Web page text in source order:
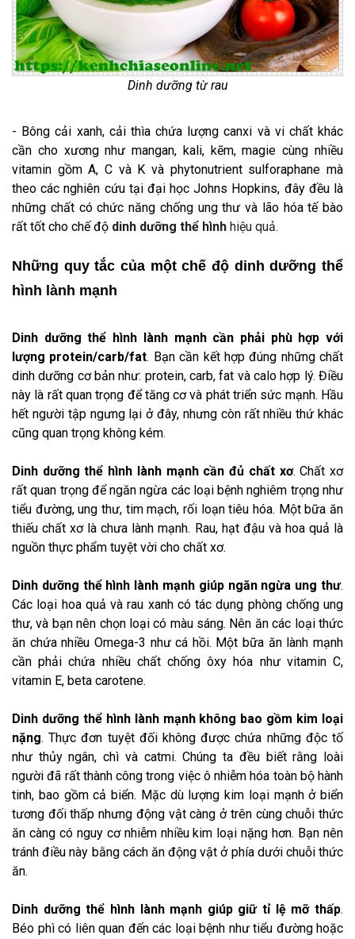
Dinh dưỡng từ rau
- Bông cải xanh, cải thìa chứa lượng canxi và vi chất khác
cần cho xương như mangan, kali, kẽm, magie cùng nhiều
vitamin gồm A, C và K và phytonutrient sulforaphane mà
theo các nghiên cứu tại đại học Johns Hopkins, đây đều là
những chất có chức năng chống ung thư và lão hóa tế bào
rất tốt cho chế độ dinh dưỡng thể hình hiệu quả.
Những quy tắc của một chế độ dinh dưỡng thể
hình lành mạnh
Dinh dưỡng thể hình lành mạnh cần phải phù hợp với
lượng protein/carb/fat. Bạn cần kết hợp đúng những chất
dinh dưỡng cơ bản như: protein, carb, fat và calo hợp lý. Điều
này là rất quan trọng để tăng cơ và phát triển sức mạnh. Hầu
hết người tập ngưng lại ở đây, nhưng còn rất nhiều thứ khác
cũng quan trọng không kém.
Dinh dưỡng thể hình lành mạnh cần đủ chất xơ. Chất xơ
rất quan trọng để ngăn ngừa các loại bệnh nghiêm trọng như
tiểu đường, ung thư, tim mạch, rối loạn tiêu hóa. Một bữa ăn
thiếu chất xơ là chưa lành mạnh. Rau, hạt đậu và hoa quả là
nguồn thực phẩm tuyệt vời cho chất xơ.
Dinh dưỡng thể hình lành mạnh giúp ngăn ngừa ung thư.
Các loại hoa quả và rau xanh có tác dụng phòng chống ung
thư, và bạn nên chọn loại có màu sáng. Nên ăn các loại thức
ăn chứa nhiều Omega-3 như cá hồi. Một bữa ăn lành mạnh
cần phải chứa nhiều chất chống ôxy hóa như vitamin C,
vitamin E, beta carotene.
Dinh dưỡng thể hình lành mạnh không bao gồm kim loại
nặng. Thực đơn tuyệt đối không được chứa những độc tố
như thủy ngân, chì và catmi. Chúng ta đều biết rằng loài
người đã rất thành công trong việc ô nhiễm hóa toàn bộ hành
tinh, bao gồm cả biển. Mặc dù lượng kim loại mạnh ở biển
tương đối thấp nhưng động vật càng ở trên cùng chuỗi thức
ăn càng có nguy cơ nhiễm nhiều kim loại nặng hơn. Bạn nên
tránh điều này bằng cách ăn động vật ở phía dưới chuỗi thức
ăn.
Dinh dưỡng thể hình lành mạnh giúp giữ tỉ lệ mỡ thấp.
Béo phì có liên quan đến các loại bệnh như tiểu đường hoặc